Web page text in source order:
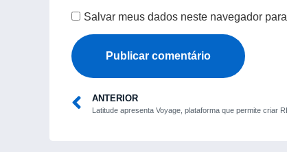
Salvar meus dados neste navegador
ANTERIOR